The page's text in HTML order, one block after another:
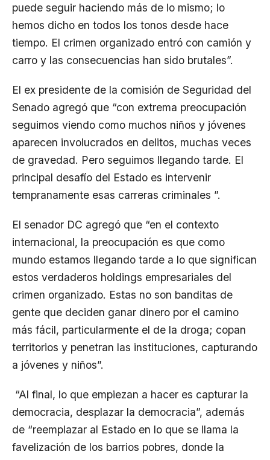
puede seguir haciendo más de lo mismo; lo
hemos dicho en todos los tonos desde hace
tiempo. El crimen organizado entró con camión y
carro y las consecuencias han sido brutales”.
El ex presidente de la comisión de Seguridad del
Senado agregó que “con extrema preocupación
seguimos viendo como muchos niños y jóvenes
aparecen involucrados en delitos, muchas veces
de gravedad. Pero seguimos llegando tarde. El
principal desafío del Estado es intervenir
tempranamente esas carreras criminales ”.
El senador DC agregó que “en el contexto
internacional, la preocupación es que como
mundo estamos llegando tarde a lo que significan
estos verdaderos holdings empresariales del
crimen organizado. Estas no son banditas de
gente que deciden ganar dinero por el camino
más fácil, particularmente el de la droga; copan
territorios y penetran las instituciones, capturando
a jóvenes y niños”.
“Al final, lo que empiezan a hacer es capturar la
democracia, desplazar la democracia”, además
de “reemplazar al Estado en lo que se llama la
favelización de los barrios pobres, donde la